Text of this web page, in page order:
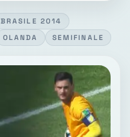
BRASILE 2014
OLANDA SEMIFINALE